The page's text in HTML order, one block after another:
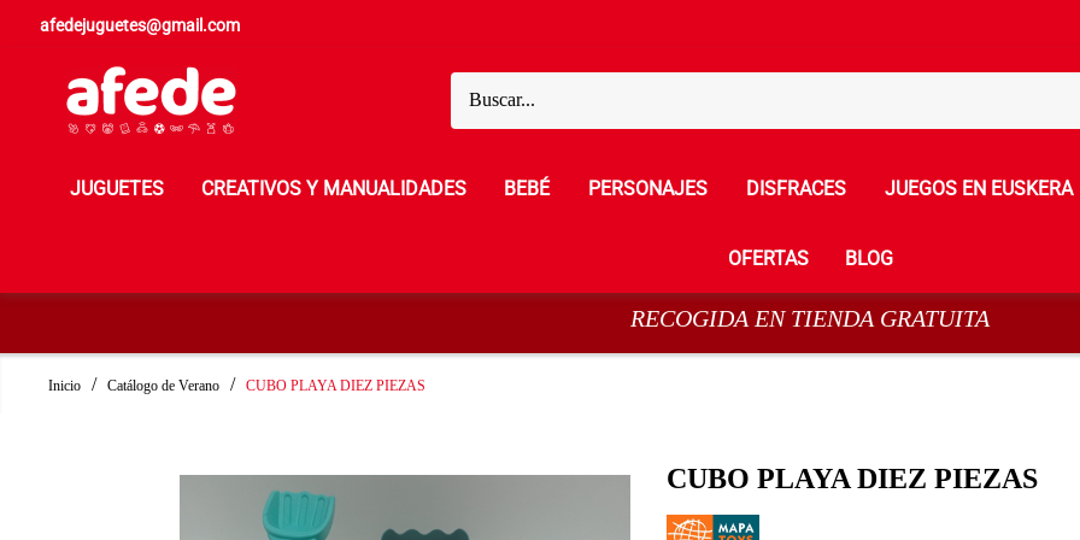
afedejuguetes@gmail.com
JUGUETES CREATIVOS Y MANUALIDADES BEBÉ PERSONAJES DISFRACES JUEGOS EN EUSKERA
OFERTAS BLOG
RECOGIDA EN TIENDA GRATUITA
Inicio Catálogo de Verano CUBO PLAYA DIEZ PIEZAS
CUBO PLAYA DIEZ PIEZAS